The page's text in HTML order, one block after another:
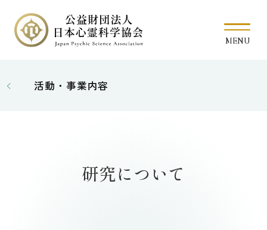
活動・事業内容
研究について